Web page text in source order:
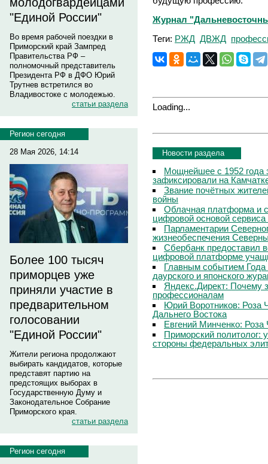
"Единой России"
Во время рабочей поездки в
Приморский край Зампред
Правительства РФ –
полномочный представитель
Президента РФ в ДФО Юрий
Трутнев встретился во
Владивостоке с молодежью.
статьи раздела
Регион сегодня
28 Мая 2026, 14:14
Более 100 тысяч
приморцев уже
приняли участие в
предварительном
голосовании
"Единой России"
Жители региона продолжают
выбирать кандидатов, которые
представят партию на
предстоящих выборах в
Государственную Думу и
Законодательное Собрание
Приморского края.
статьи раздела
Регион сегодня
Журнал
Теги: РЖД ДВЖД
Loading...
Новости раздела
Мощнейшее с 1952 года
зафиксировали на
Звание почётных
войны
Облачная платформа и
цифровой основой
Парламентарии
жизнеобеспечения
Сбербанк предоставил
цифровой платформе
Главным событием
даурского и японского
Яндекс.Директ: Почему
профессионалам
Юрий Воротников: Роза
Дальнего Востока
Евгений Минченко: Роза
Приморский политолог:
стороны федеральных